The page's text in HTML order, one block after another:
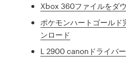
Xbox 360ファイルをダ
ポケモンハートゴールド
ンロード
L 2900 canonドライバ